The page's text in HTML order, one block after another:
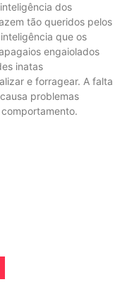
dos
tão queridos pelos
que os
engaiolados
inatas
e forragear. A falta
problemas